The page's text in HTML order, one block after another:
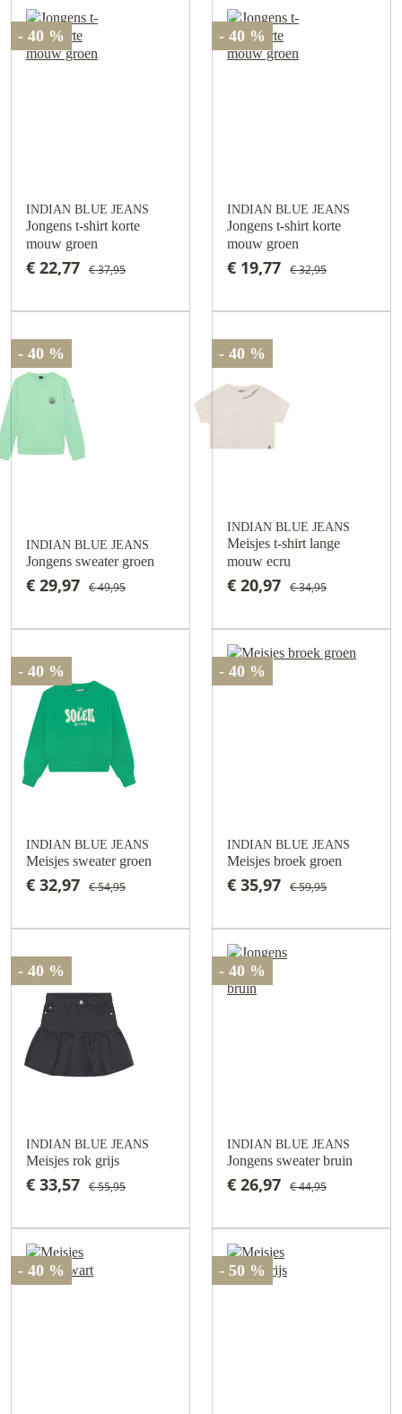
- 40 %
INDIAN BLUE JEANS
Jongens t-shirt korte
mouw groen
€ 22,77 € 37,95
- 40 %
INDIAN BLUE JEANS
Jongens t-shirt korte
mouw groen
€ 19,77 € 32,95
- 40 %
INDIAN BLUE JEANS
Jongens sweater groen
€ 29,97 € 49,95
- 40 %
INDIAN BLUE JEANS
Meisjes t-shirt lange
mouw ecru
€ 20,97 € 34,95
- 40 %
INDIAN BLUE JEANS
Meisjes sweater groen
€ 32,97 € 54,95
- 40 %
INDIAN BLUE JEANS
Meisjes broek groen
€ 35,97 € 59,95
- 40 %
INDIAN BLUE JEANS
Meisjes rok grijs
€ 33,57 € 55,95
- 40 %
INDIAN BLUE JEANS
Jongens sweater bruin
€ 26,97 € 44,95
- 40 % - 50 %